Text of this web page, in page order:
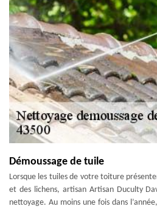
Démoussage de tuile
Lorsque les tuiles de votre toiture
et des lichens, artisan Artisan Duculty
nettoyage. Au moins une fois dans